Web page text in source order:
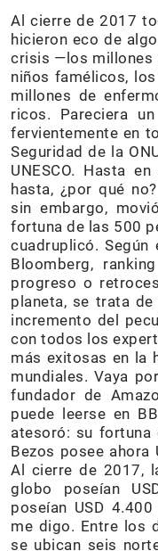
Al cierre de 2017
hicieron eco de
crisis —los millones
niños famélicos,
millones de
ricos. Pareciera
fervientemente en
Seguridad de la
UNESCO. Hasta
hasta, ¿por qué
sin embargo,
fortuna de las 500
cuadruplicó.
Bloomberg,
progreso o
planeta, se trata
incremento del
con todos los
más exitosas en la
mundiales. Vaya
fundador de
puede leerse en
atesoró: su fortuna
Bezos posee ahora
Al cierre de 2017,
globo poseían
poseían USD
me digo. Entre los
se ubican seis